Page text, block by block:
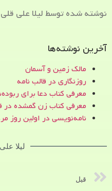
نوشته شده توسط لیلا علی
آخرین نوشته‌ها
مالک زمین و آسمان
روزنگاری در قالب نامه
معرفی کتاب دعا برای
معرفی کتاب زن‌ گمشده در
نامه‌نویسی در اولین روز
لیلا
قبل